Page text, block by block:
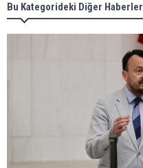
Bu Kategorideki Diğer Haberler